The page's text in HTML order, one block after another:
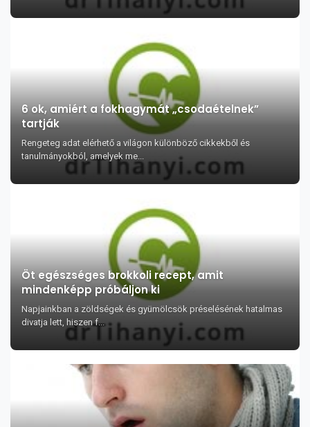
6 ok, amiért a fokhagymát „csodaételnek”
tartják
Rengeteg adat elérhető a világon különböző cikkekből és
tanulmányokból, amelyek me...
Öt egészséges brokkoli recept, amit
mindenképp próbáljon ki
Napjainkban a zöldségek és gyümölcsök préselésének hatalmas
divatja lett, hiszen f...